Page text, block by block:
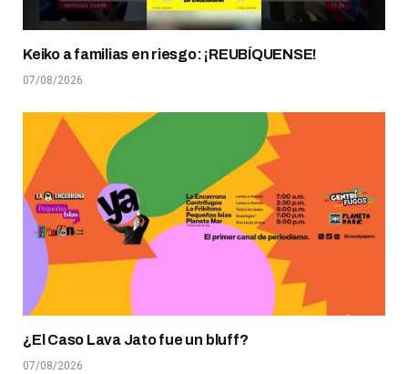
Keiko a familias en riesgo: ¡REUBÍQUENSE!
07/08/2026
¿El Caso Lava Jato fue un bluff?
07/08/2026